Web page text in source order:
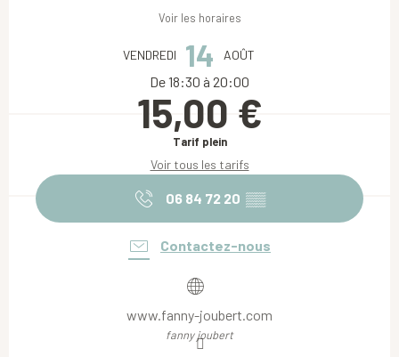
Voir les horaires
VENDREDI 14 AOÛT
De 18:30 à 20:00
15,00 €
Tarif plein
Voir tous les tarifs
06 84 72 20 ▒▒
Contactez-nous
www.fanny-joubert.com
fanny joubert